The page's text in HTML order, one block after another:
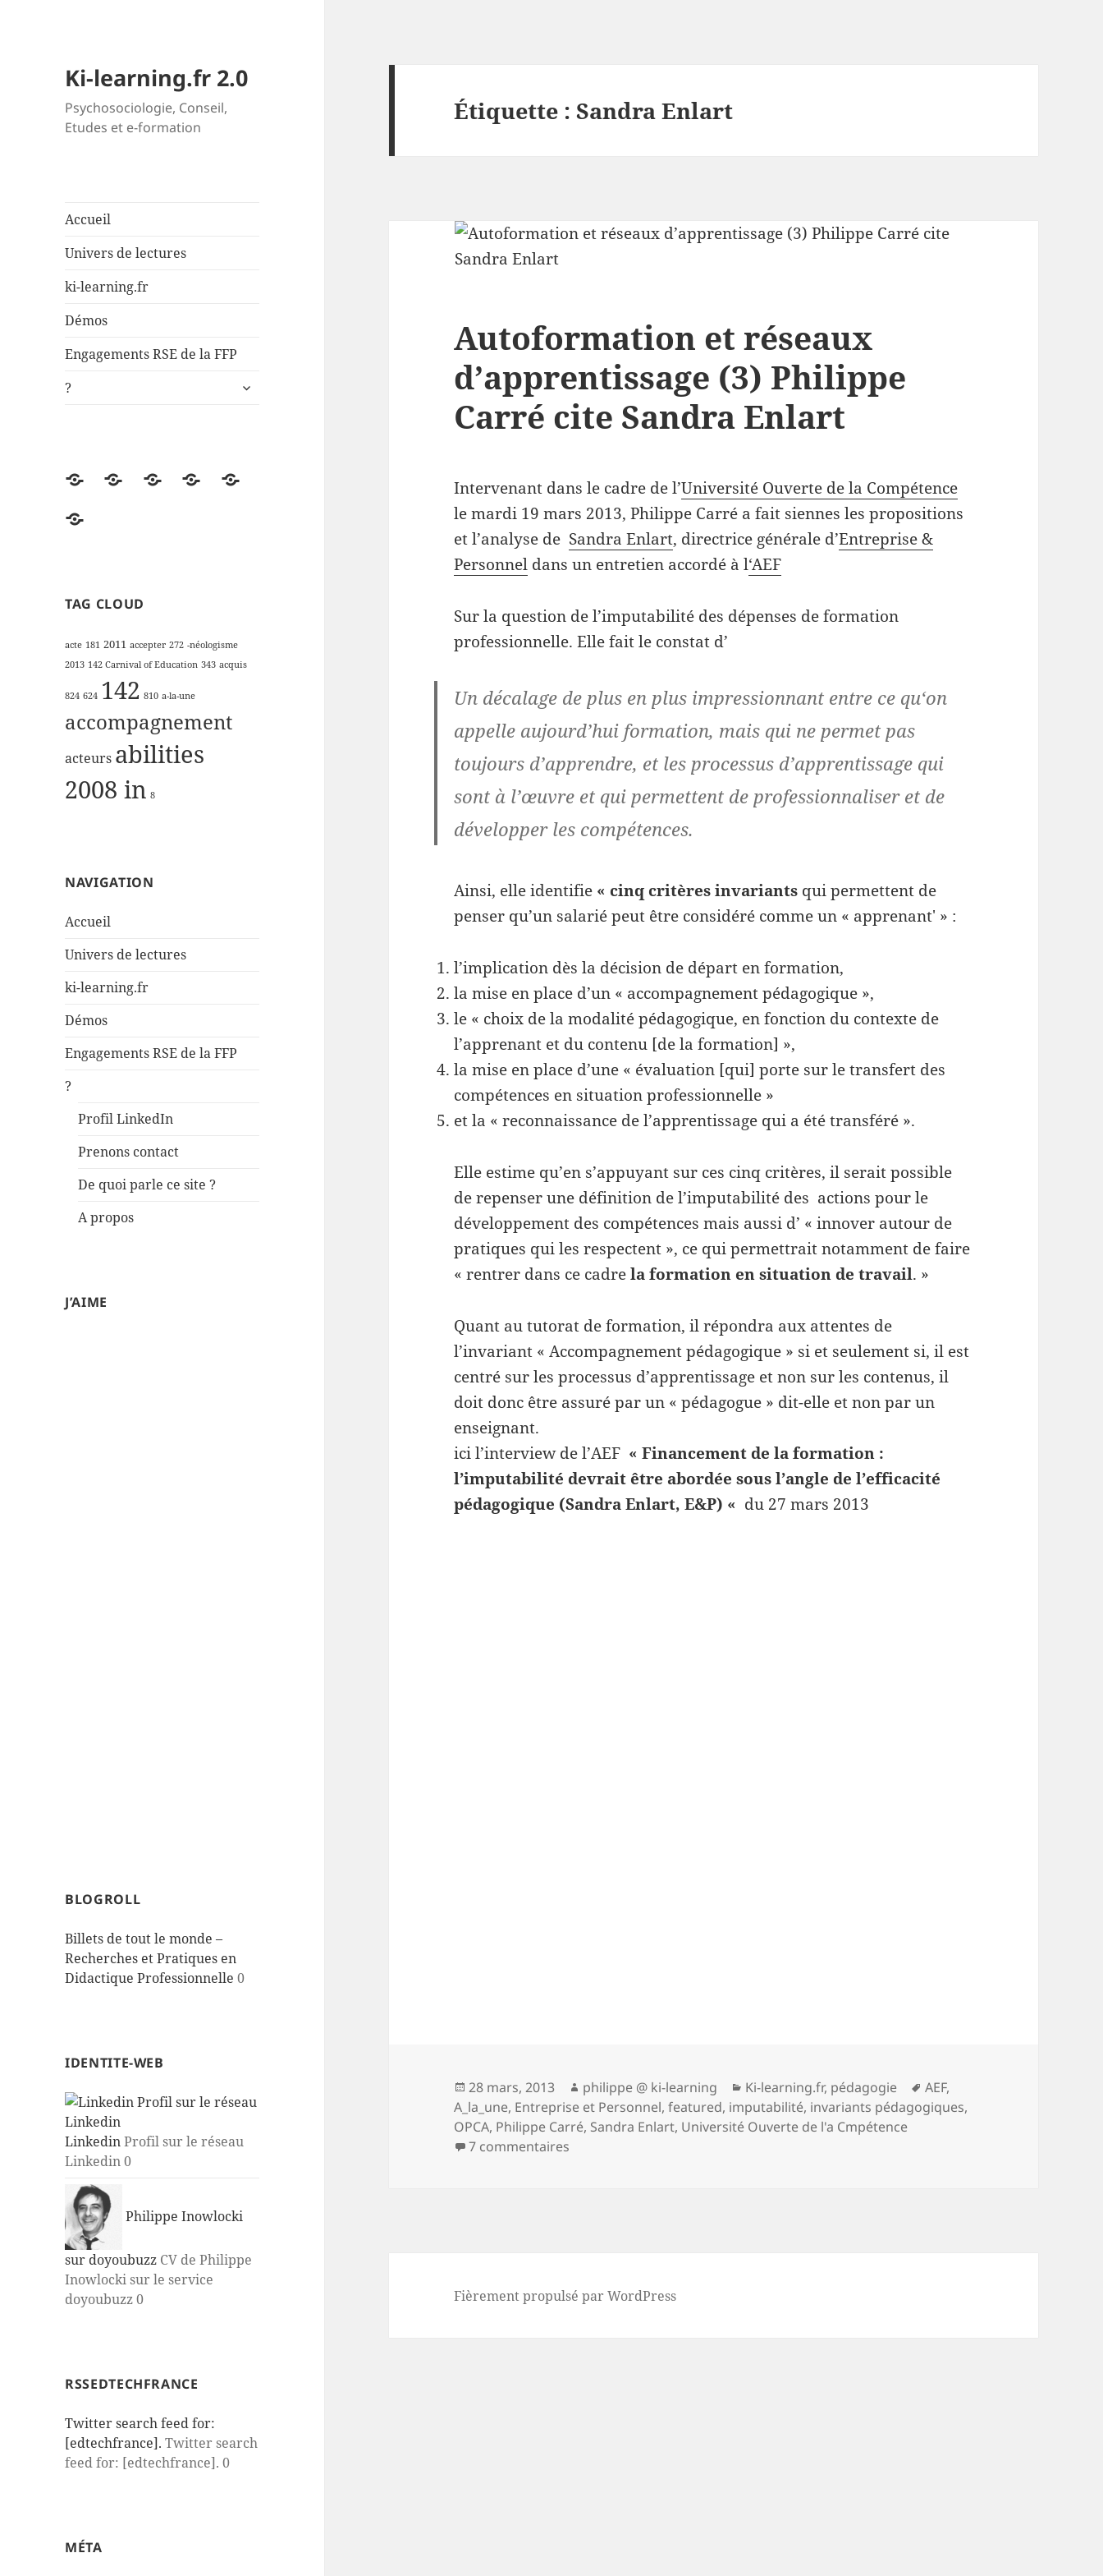
Ki-learning.fr 2.0
Psychosociologie, Conseil,
Etudes et e-formation
Accueil
Univers de lectures
ki-learning.fr
Démos
Engagements RSE de la FFP
?
ouvrir
AccueilUnivers
ki-
DémosEngagements
?
TAG CLOUD
acte 181 2011 accepter 272 -néologisme
2013 142 Carnival of Education 343 acquis
824 624 142 810 a-la-une
accompagnement
acteurs abilities
2008 in 8
NAVIGATION
Accueil
Univers de lectures
ki-learning.fr
Démos
Engagements RSE de la FFP
?
Profil LinkedIn
Prenons contact
De quoi parle ce site ?
A propos
J’AIME
BLOGROLL
Billets de tout le monde –
Recherches et Pratiques en
Didactique Professionnelle 0
IDENTITE-WEB
LinkedinProfil sur le réseau
Linkedin 0
Philippe Inowlocki
sur doyoubuzz CV de Philippe
Inowlocki sur le service
doyoubuzz 0
RSSEDTECHFRANCE
Twitter search feed for:
[edtechfrance]. Twitter search
feed for: [edtechfrance]. 0
MÉTA
Étiquette :Sandra Enlart
Autoformation et réseaux
d’apprentissage (3) Philippe
Carré cite Sandra Enlart
Intervenant dans le cadre de l’Université Ouverte de la Compétence
le mardi 19 mars 2013, Philippe Carré a fait siennes les propositions
et l’analyse de Sandra Enlart, directrice générale d’Entreprise &
Personnel dans un entretien accordé à l‘AEF
Sur la question de l’imputabilité des dépenses de formation
professionnelle. Elle fait le constat d’
Un décalage de plus en plus impressionnant entre ce qu‘on
appelle aujourd’hui formation, mais qui ne permet pas
toujours d’apprendre, et les processus d’apprentissage qui
sont à l’œuvre et qui permettent de professionnaliser et de
développer les compétences.
Ainsi, elle identifie « cinq critères invariants qui permettent de
penser qu’un salarié peut être considéré comme un « apprenant' » :
l’implication dès la décision de départ en formation,
la mise en place d’un « accompagnement pédagogique »,
le « choix de la modalité pédagogique, en fonction du contexte de
l’apprenant et du contenu [de la formation] »,
la mise en place d’une « évaluation [qui] porte sur le transfert des
compétences en situation professionnelle »
et la « reconnaissance de l’apprentissage qui a été transféré ».
Elle estime qu’en s’appuyant sur ces cinq critères, il serait possible
de repenser une définition de l’imputabilité des actions pour le
développement des compétences mais aussi d’ « innover autour de
pratiques qui les respectent », ce qui permettrait notamment de faire
« rentrer dans ce cadrela formation en situation de travail. »
Quant au tutorat de formation, il répondra aux attentes de
l’invariant « Accompagnement pédagogique » si et seulement si, il est
centré sur les processus d’apprentissage et non sur les contenus, il
doit donc être assuré par un « pédagogue » dit-elle et non par un
enseignant.
ici l’interview de l’AEF « Financement de la formation :
l’imputabilité devrait être abordée sous l’angle de l’efficacité
pédagogique (Sandra Enlart, E&P) « du 27 mars 2013
Publié
le
28 mars, 2013 Auteur
philippe @ ki-learning Catégories
Ki-learning.fr, pédagogie
Mots-
clés
AEF,
A_la_une, Entreprise et Personnel,featured, imputabilité, invariants pédagogiques,
OPCA, Philippe Carré, Sandra Enlart, Université Ouverte de l'a Cmpétence
7 commentaires
Fièrement propulsé par WordPress